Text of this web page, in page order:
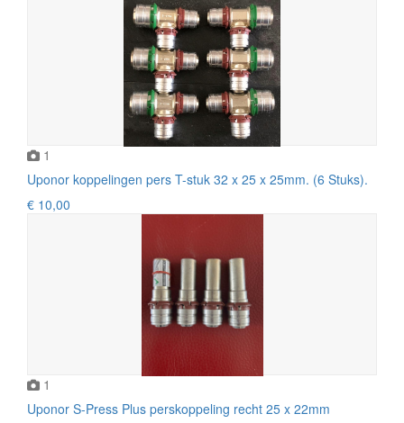
1
Uponor koppelingen pers T-stuk 32 x 25 x 25mm. (6 Stuks).
€ 10,00
1
Uponor S-Press Plus perskoppeling recht 25 x 22mm